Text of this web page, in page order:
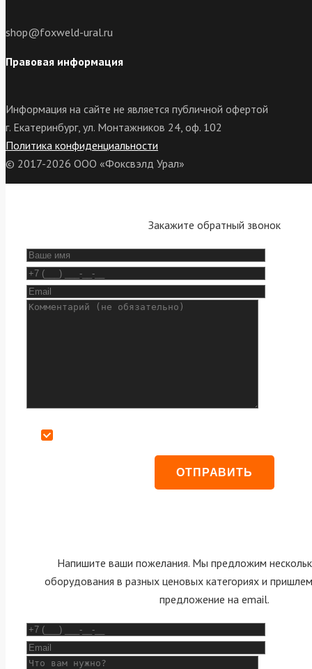
shop@foxweld-ural.ru
Правовая информация
Информация на сайте не является публичной офертой
г. Екатеринбург, ул. Монтажников 24, оф. 102
Политика конфиденциальности
© 2017-2026 ООО «Фоксвэлд Урал»
Закажите обратный звонок
Напишите ваши пожелания. Мы предложим
оборудования в разных ценовых категориях и
предложение на email.